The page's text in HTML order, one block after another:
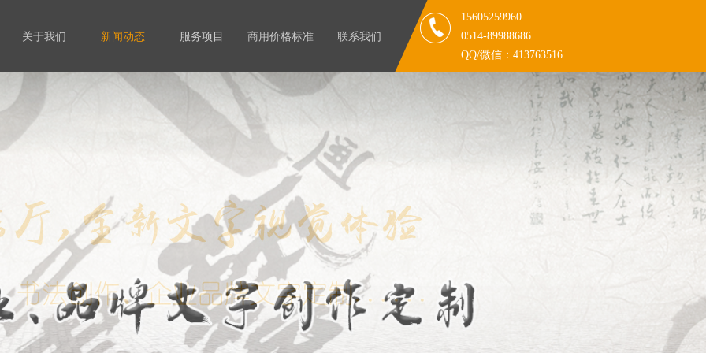
关于我们 新闻动态 服务项目 商用价格标准 联系我们
15605259960
0514-89988686
QQ/微信：413763516